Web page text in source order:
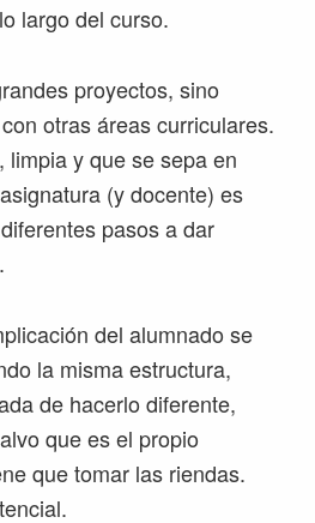
largo del curso.
proyectos, sino
otras áreas curriculares.
limpia y que se sepa en
(y docente) es
pasos a dar
del alumnado se
la misma estructura,
de hacerlo diferente,
que es el propio
que tomar las riendas.